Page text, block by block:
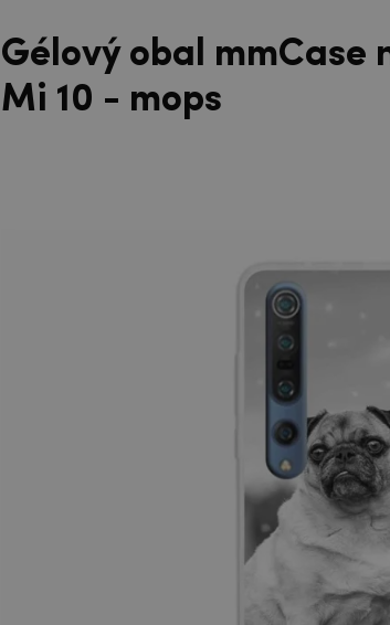
Gélový obal mmCase
Mi 10 - mops